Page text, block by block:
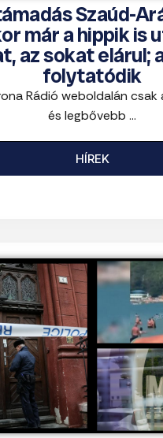
Szaúd-
már a hippik is
az sokat elárul;
folytatódik
Rádió weboldalán
és legbővebb ...
HÍREK